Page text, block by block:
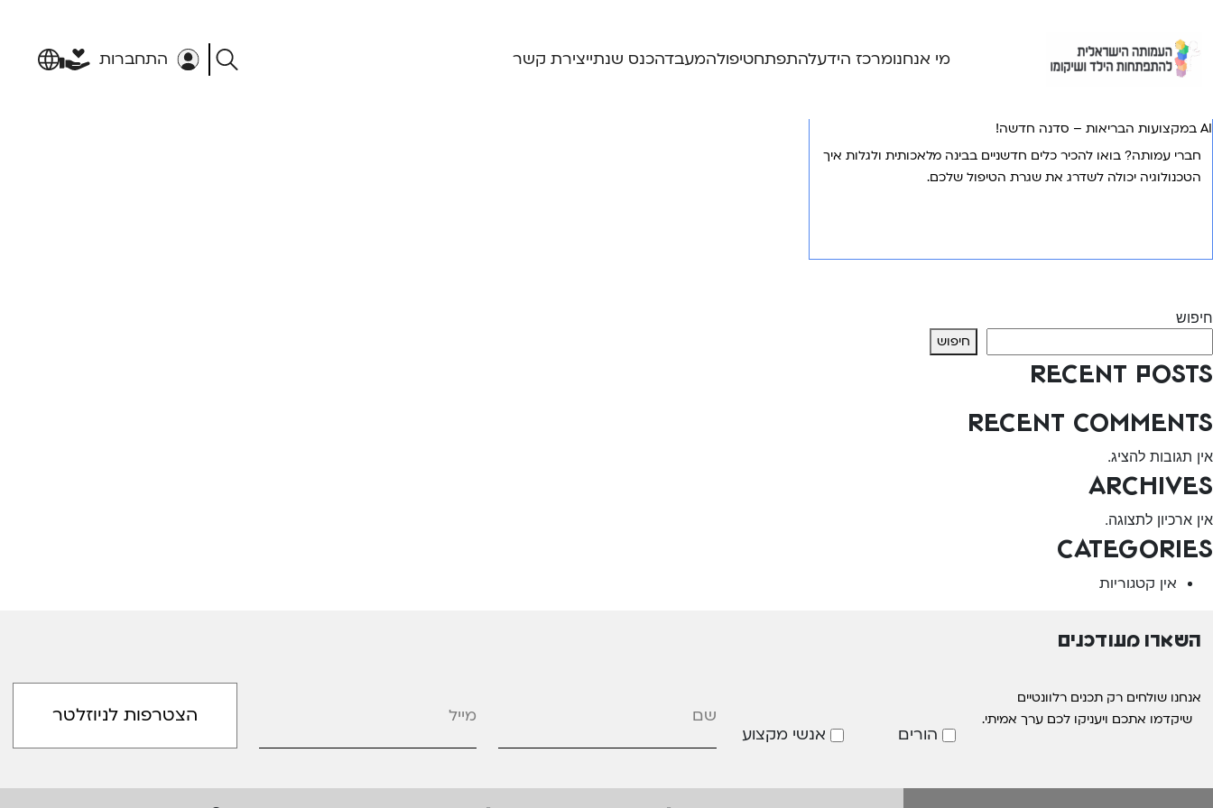
content
מי אנחנומרכז הידעלהתפתחטיפולהמעבדהכנס שנתייצירת קשר התחברות
AI במקצועות הבריאות – סדנה חדשה!
חברי עמותה? בואו להכיר כלים חדשניים בבינה מלאכותית ולגלות איך
הטכנולוגיה יכולה לשדרג את שגרת הטיפול שלכם.
חיפוש
חיפוש
Recent Posts
Recent Comments
אין תגובות להציג.
Archives
אין ארכיון לתצוגה.
Categories
אין קטגוריות
השארו מעודכנים
אנחנו שולחים רק תכנים רלוונטיים
שיקדמו אתכם ויעניקו לכם ערך אמיתי.
הורים אנשי מקצוע